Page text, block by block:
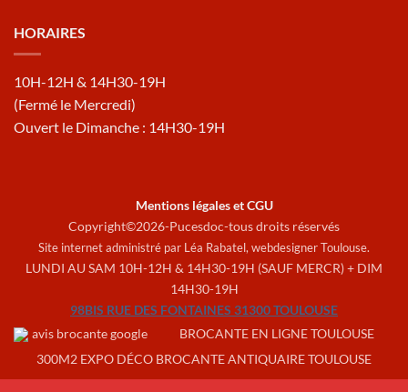
HORAIRES
10H-12H & 14H30-19H
(Fermé le Mercredi)
Ouvert le Dimanche : 14H30-19H
Mentions légales et CGU
Copyright©2026-Pucesdoc-tous droits réservés
Site internet administré par Léa Rabatel,webdesigner Toulouse.
LUNDI AU SAM 10H-12H & 14H30-19H (SAUF MERCR) + DIM
14H30-19H
98BIS RUE DES FONTAINES 31300 TOULOUSE
BROCANTE EN LIGNE TOULOUSE
300M2 EXPO DÉCO BROCANTE ANTIQUAIRE TOULOUSE